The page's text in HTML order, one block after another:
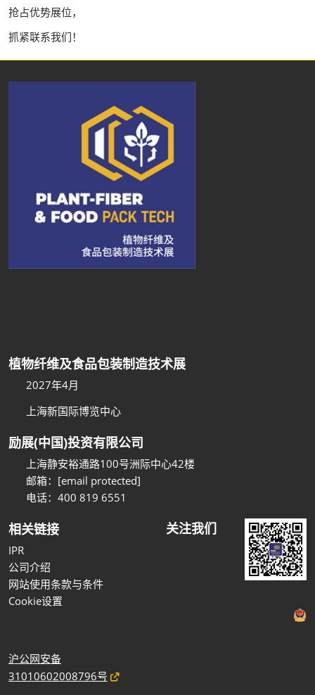
抢占优势展位，
抓紧联系我们！
植物纤维及食品包装制造技术展
2027年4月
上海新国际博览中心
励展(中国)投资有限公司
上海静安裕通路100号洲际中心42楼
邮箱： [email protected]
电话：400 819 6551
相关链接
IPR
公司介绍
网站使用条款与条件
Cookie设置
关注我们
沪公网安备
31010602008796号